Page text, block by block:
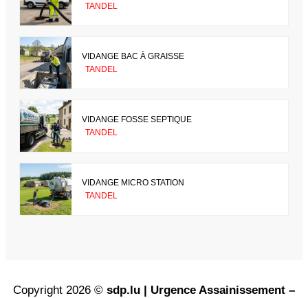
TANDEL
VIDANGE BAC À GRAISSE
TANDEL
VIDANGE FOSSE SEPTIQUE
TANDEL
VIDANGE MICRO STATION
TANDEL
Copyright 2026 © sdp.lu | Urgence Assainissement –